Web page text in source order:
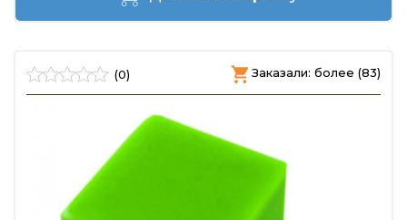
(0) Заказали: более (83)